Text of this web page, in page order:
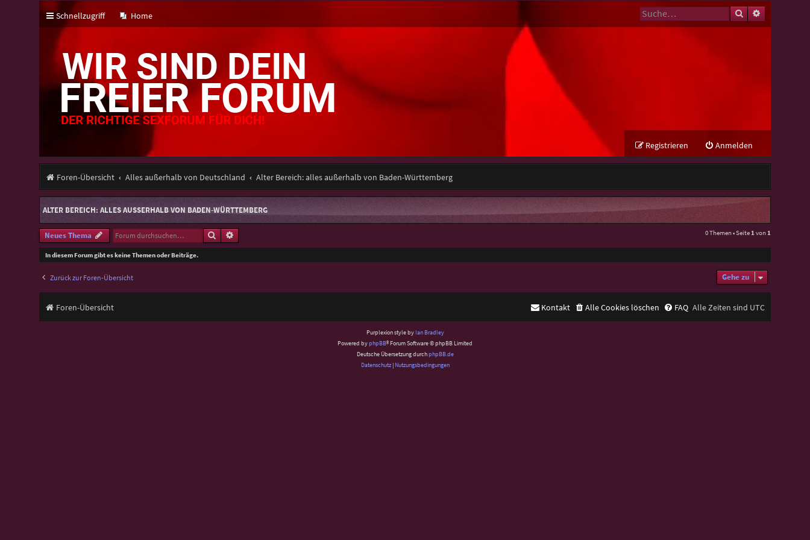
Schnellzugriff Home Suche
Anmelden
Registrieren
Foren-Übersicht Alles außerhalb von Deutschland Alter Bereich: alles außerhalb von Baden-Württemberg
ALTER BEREICH: ALLES AUSSERHALB VON BADEN-WÜRTTEMBERG
Neues Thema SucheErweiterte Suche 0 Themen • Seite 1 von 1
In diesem Forum gibt es keine Themen oder Beiträge.
Zurück zur Foren-Übersicht Gehe zu
Foren-Übersicht Alle Zeiten sind UTC
FAQ
Alle Cookies löschen
Kontakt
Purplexion style by Ian Bradley
Powered byphpBB® Forum Software © phpBB Limited
Deutsche Übersetzung durchphpBB.de
Datenschutz| Nutzungsbedingungen